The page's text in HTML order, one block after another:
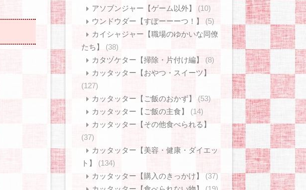
アソブンジャー【ゲーム以外】
(10)
ウンドウダー【すぽーーーつ！】
(5)
カイシャジャー【職場のゆかいな同僚
たち】
(38)
カタヅケター【掃除・片付け編】
(8)
カッタッター【おやつ・スイーツ】
(127)
カッタッター【ご飯のおかず】
(53)
カッタッター【ご飯の主食】
(14)
カッタッター【その他食べられる】
(37)
カッタッター【美容・健康・ダイエッ
ト】
(134)
カッタッター【購入のきっかけ】
(37)